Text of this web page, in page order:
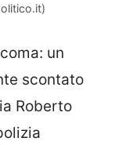
un
scontato
Roberto